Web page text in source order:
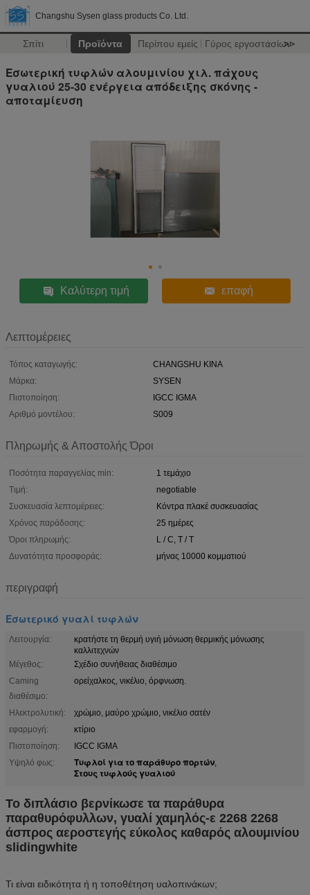
Changshu Sysen glass products Co. Ltd.
Σπίτι Προϊόντα Περίπου εμείς Γύρος εργοστασίων
>>
Εσωτερική τυφλών αλουμινίου χιλ. πάχους
γυαλιού 25-30 ενέργεια απόδειξης σκόνης -
αποταμίευση
Καλύτερη τιμή επαφή
Λεπτομέρειες
Τόπος καταγωγής:
CHANGSHU ΚΙΝΑ
Μάρκα:
SYSEN
Πιστοποίηση:
IGCC IGMA
Αριθμό μοντέλου:
S009
Πληρωμής & Αποστολής Όροι
Ποσότητα παραγγελίας min:
1 τεμάχιο
Τιμή:
negotiable
Συσκευασία λεπτομέρειες:
Κόντρα πλακέ συσκευασίας
Χρόνος παράδοσης:
25 ημέρες
Όροι πληρωμής:
L / C, T / T
Δυνατότητα προσφοράς:
μήνας 10000 κομματιού
περιγραφή
Εσωτερικό γυαλί τυφλών
Λειτουργία:
κρατήστε τη θερμή υγιή μόνωση θερμικής μόνωσης
καλλιτεχνών
Μέγεθος:
Σχέδιο συνήθειας διαθέσιμο
Caming
διαθέσιμο:
ορείχαλκος, νικέλιο, όρφνωση.
Ηλεκτρολυτική:
χρώμιο, μαύρο χρώμιο, νικέλιο σατέν
εφαρμογή:
κτίριο
Πιστοποίηση:
IGCC IGMA
Υψηλό φως:
Τυφλοί για το παράθυρο πορτών,
Στους τυφλούς γυαλιού
Το διπλάσιο βερνίκωσε τα παράθυρα
παραθυρόφυλλων, γυαλί χαμηλός-ε 2268 2268
άσπρος αεροστεγής εύκολος καθαρός αλουμινίου
slidingwhite
Τι είναι ειδικότητα ή η τοποθέτηση υαλοπινάκων;